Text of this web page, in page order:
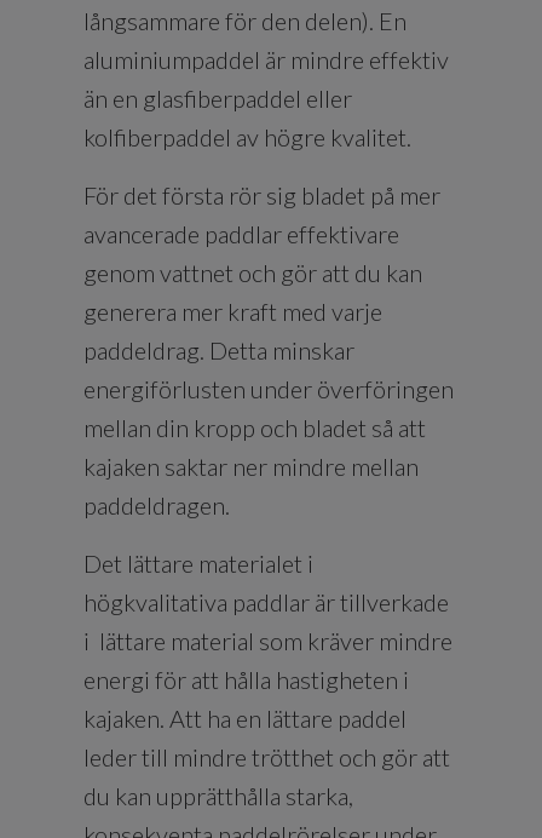
långsammare för den delen). En
aluminiumpaddel är mindre effektiv
än en glasfiberpaddel eller
kolfiberpaddel av högre kvalitet.
För det första rör sig bladet på mer
avancerade paddlar effektivare
genom vattnet och gör att du kan
generera mer kraft med varje
paddeldrag. Detta minskar
energiförlusten under överföringen
mellan din kropp och bladet så att
kajaken saktar ner mindre mellan
paddeldragen.
Det lättare materialet i
högkvalitativa paddlar är tillverkade
i lättare material som kräver mindre
energi för att hålla hastigheten i
kajaken. Att ha en lättare paddel
leder till mindre trötthet och gör att
du kan upprätthålla starka,